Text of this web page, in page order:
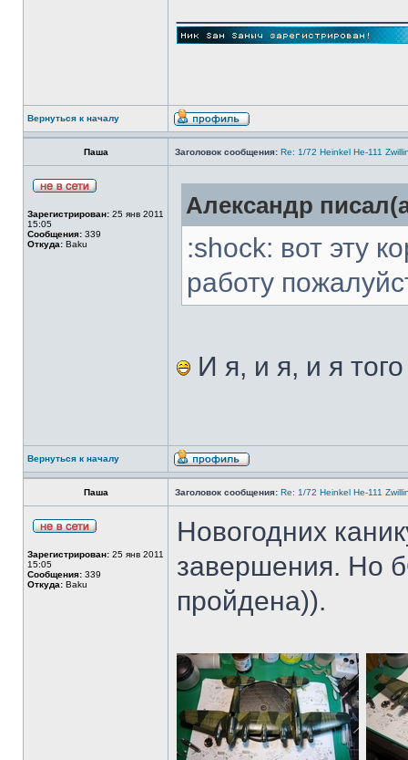
Вернуться к началу
Паша Заголовок сообщения: Re: 1/72 Heinkel He-111
Зарегистрирован: 25 янв 2011
15:05
Сообщения: 339
Откуда: Baku
Александр
:shock: вот эту
работу
И я, и я, и я
Вернуться к началу
Паша Заголовок сообщения: Re: 1/72 Heinkel He-111
Зарегистрирован: 25 янв 2011
15:05
Сообщения: 339
Откуда: Baku
Новогодних
завершения. Но
пройдена)).